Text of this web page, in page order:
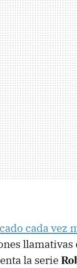
cada vez
llamativas
la serie